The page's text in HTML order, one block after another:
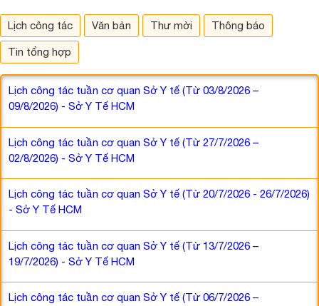
Lịch công tác Văn bản Thư mời Thông báo
Tin tổng hợp
Lịch công tác tuần cơ quan Sở Y tế (Từ 03/8/2026 –
09/8/2026) - Sở Y Tế HCM
Lịch công tác tuần cơ quan Sở Y tế (Từ 27/7/2026 –
02/8/2026) - Sở Y Tế HCM
Lịch công tác tuần cơ quan Sở Y tế (Từ 20/7/2026 - 26/7/2026)
- Sở Y Tế HCM
Lịch công tác tuần cơ quan Sở Y tế (Từ 13/7/2026 –
19/7/2026) - Sở Y Tế HCM
Lịch công tác tuần cơ quan Sở Y tế (Từ 06/7/2026 –